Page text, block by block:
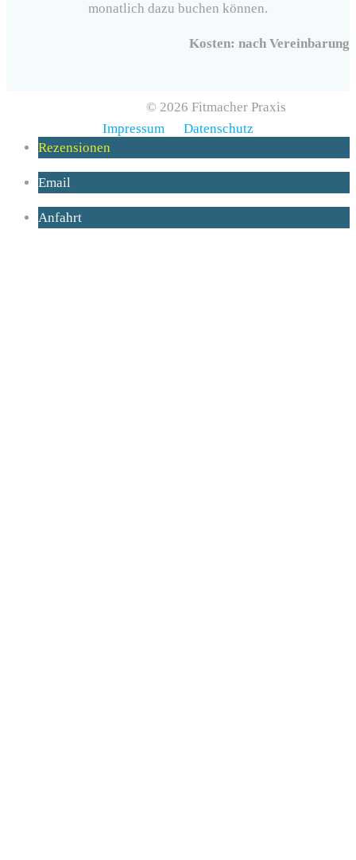
monatlich dazu buchen können.
Kosten: nach Vereinbarung
© 2026 Fitmacher Praxis
Impressum
Datenschutz
Rezensionen
Email
Anfahrt